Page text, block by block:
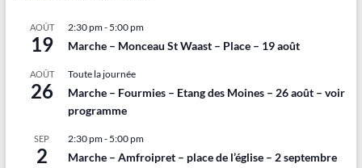
AOÛT
19
2:30 pm- 5:00 pm
Marche – Monceau St Waast – Place – 19 août
AOÛT
26
Toute la journée
Marche – Fourmies – Etang des Moines – 26 août – voir
programme
SEP
2
2:30 pm- 5:00 pm
Marche – Amfroipret – place de l’église – 2 septembre